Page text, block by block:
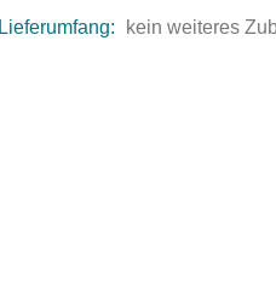
Lieferumfang: kein weiteres